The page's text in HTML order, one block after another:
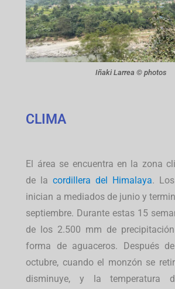
Iñaki Larrea © photos
CLIMA
El área se encuentra en la zona
de lacordillera del Himalaya.
inician a mediados de junio y
septiembre. Durante estas 15
de los 2.500 mm de
forma de aguaceros. Después
octubre, cuando el monzón se
disminuye, y la temperatura